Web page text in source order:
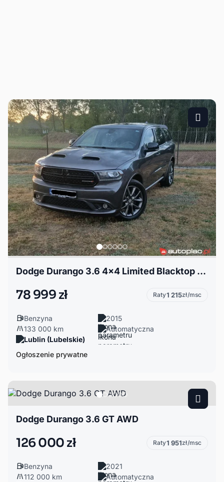
Dodge Durango 3.6 4x4 Limited Blacktop 7 os.
78 999 zł Raty1 215zł/msc
Benzyna
2015
133 000 km
Automatyczna
Lublin (Lubelskie)
Ogłoszenie prywatne
Dodge Durango 3.6 GT AWD
126 000 zł Raty1 951zł/msc
Benzyna
2021
112 000 km
Automatyczna